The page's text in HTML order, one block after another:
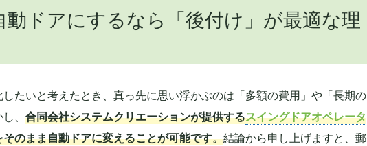
ドアにするなら「後付け」が最適な理
したいと考えたとき、真っ先に思い浮かぶのは「多額の費用」や「長期の
、 合同会社システムクリエーションが提供するスイングドアオペレータ
のまま自動ドアに変えることが可能です。結論から申し上げますと、郵